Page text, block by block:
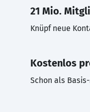
21 Mio.
Knüpf neue
Kostenlos
Schon als